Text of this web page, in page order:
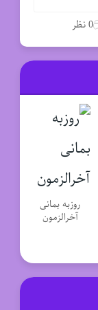
0 نظر
روزبه بمانی
آخرالزمون